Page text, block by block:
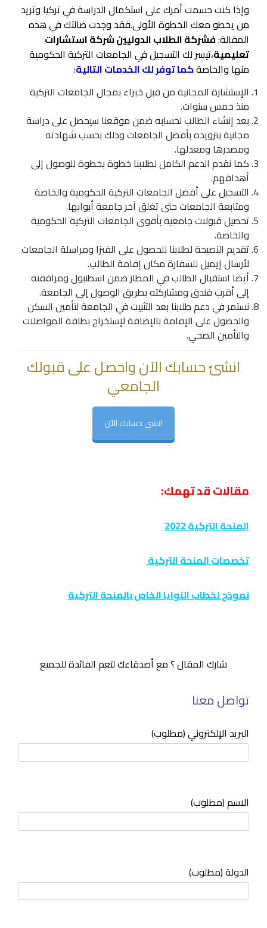
وإذا كنت حسمت أمرك على استكمال الدراسة في تركيا وتريد
من يخطو معك الخطوة الأولى.فقد وجدت ضالتك في هذه
المقالة:فشركة الطلاب الدوليين شركة استشارات
تعليمية،تيسر لك التسجيل في الجامعات التركية الحكومية
منها والخاصةكما توفر لك الخدمات التالية:
الإستشارة المجانية من قبل خبراء بمجال الجامعات التركية
منذ خمس سنوات.
بعد إنشاء الطالب لحسابه ضمن موقعنا سيحصل على دراسة
مجانية بتزويده بأفضل الجامعات وذلك بحسب شهادته
ومصدرها ومعدلها.
كما نقدم الدعم الكامل لطلابنا خطوة بخطوة للوصول إلى
أهدافهم.
التسجيل على أفضل الجامعات التركية الحكومية والخاصة
ومتابعة الجامعات حتى تغلق آخر جامعة أبوابها.
تحصيل قبولات جامعية بأقوى الجامعات التركية الحكومية
والخاصة.
تقديم النصيحة لطلابنا للحصول على الفيزا ومراسلة الجامعات
لأرسال إيميل للسفارة مكان إقامة الطالب.
أيضا استقبال الطالب في المطار ضمن اسطنبول ومرافقته
إلى أقرب فندق ومشاركته بطريق الوصول إلى الجامعة.
نستمر في دعم طلابنا بعد التثبيت في الجامعة لتأمين السكن
والحصول على الإقامة بالإضافة لإستخراج بطاقة المواصلات
والتأمين الصحي.
انشئ حسابك الآن واحصل على قبولك
الجامعي
انشى حسابك الآن
مقالات قد تهمك:
المنحة التركية 2022
تخصصات المنحة التركية
نموذج لخطاب النوايا الخاص بالمنحة التركية
شارك المقال ؟ مع أصدقاءك لتعم الفائدة للجميع
تواصل معنا
البريد الإلكتروني (مطلوب)
الاسم (مطلوب)
الدولة (مطلوب)